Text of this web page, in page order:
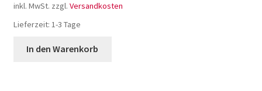
inkl. MwSt. zzgl. Versandkosten
Lieferzeit: 1-3 Tage
In den Warenkorb